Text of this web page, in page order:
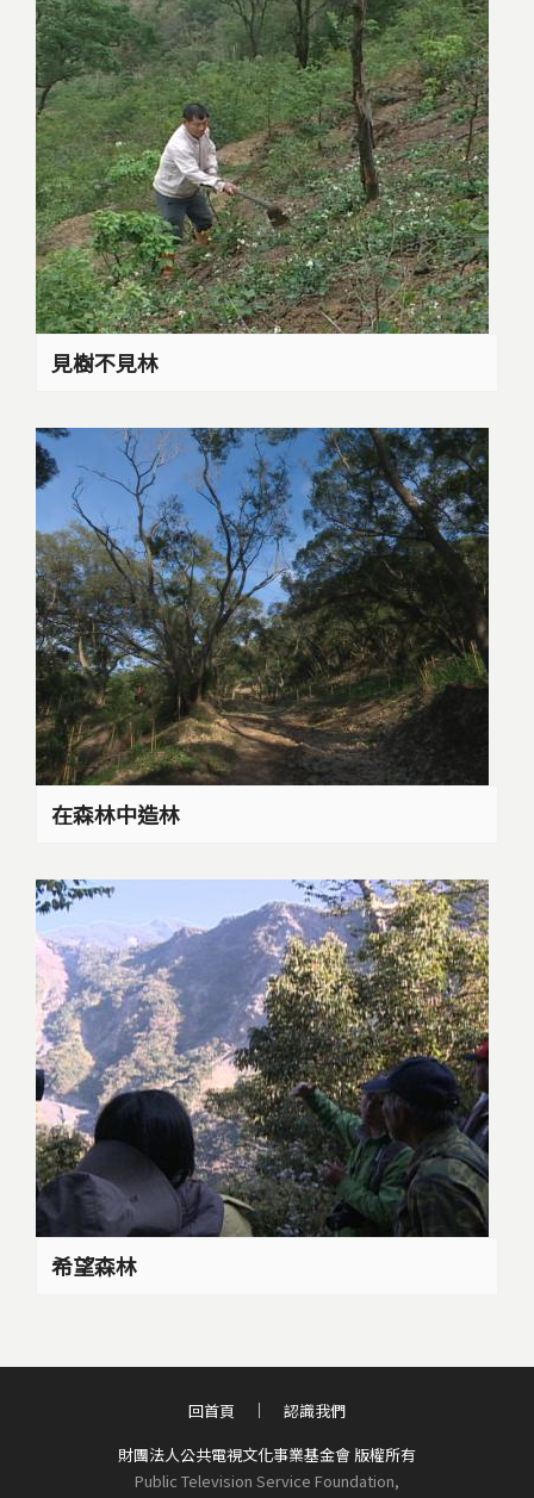
見樹不見林
在森林中造林
希望森林
財團法人公共電視文化事業基金會 版權所有
Public Television Service Foundation,
回首頁 認識我們